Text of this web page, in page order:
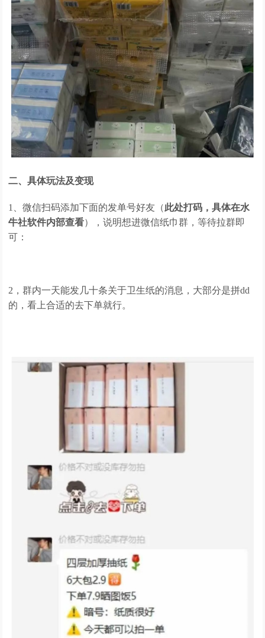
二、具体玩法及变现
1、微信扫码添加下面的发单号好友（此处打码，具体在水
牛社软件内部查看），说明想进微信纸巾群，等待拉群即
可：
2，群内一天能发几十条关于卫生纸的消息，大部分是拼dd
的，看上合适的去下单就行。